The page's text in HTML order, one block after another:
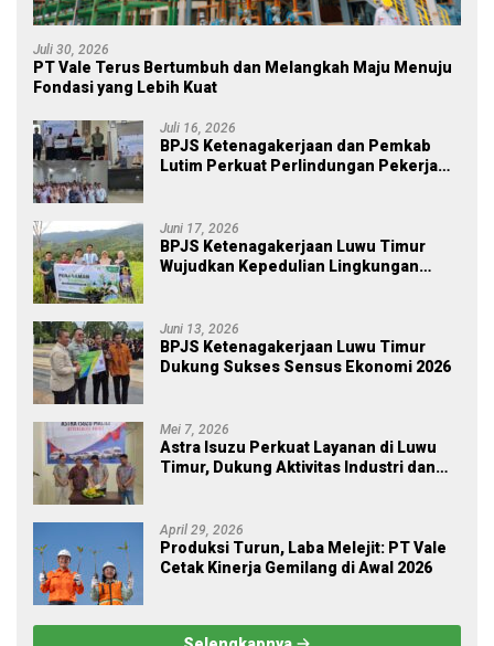
Juli 30, 2026
PT Vale Terus Bertumbuh dan Melangkah Maju Menuju
Fondasi yang Lebih Kuat
Juli 16, 2026
BPJS Ketenagakerjaan dan Pemkab
Lutim Perkuat Perlindungan Pekerja
Juni 17, 2026
BPJS Ketenagakerjaan Luwu Timur
Wujudkan Kepedulian Lingkungan
Juni 13, 2026
BPJS Ketenagakerjaan Luwu Timur
Dukung Sukses Sensus Ekonomi 2026
Mei 7, 2026
Astra Isuzu Perkuat Layanan di Luwu
Timur, Dukung Aktivitas Industri dan
April 29, 2026
Produksi Turun, Laba Melejit: PT Vale
Cetak Kinerja Gemilang di Awal 2026